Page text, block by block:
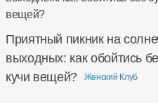
Приятный пикник на
выходных: как обойтись
кучи вещей?
Женский Клуб